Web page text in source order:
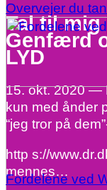
Overvejer du
Fordelene ved
Tal til mig
Genfærd
LYD
15. okt. 2020 —
kun med ånder
“jeg tror på
http s://
mennes…